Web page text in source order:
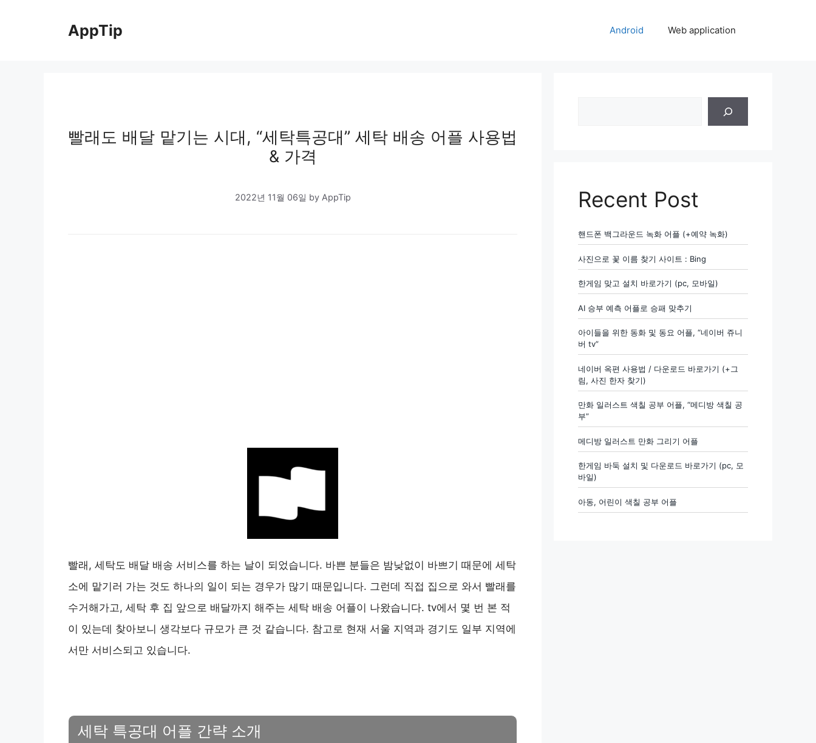
AppTip Android Web application
빨래도 배달 맡기는 시대, “세탁특공대” 세탁 배송 어플 사용법
& 가격
2022년 11월 06일 by AppTip
빨래, 세탁도 배달 배송 서비스를 하는 날이 되었습니다. 바쁜 분들은 밤낮없이 바쁘기 때문에 세탁
소에 맡기러 가는 것도 하나의 일이 되는 경우가 많기 때문입니다. 그런데 직접 집으로 와서 빨래를
수거해가고, 세탁 후 집 앞으로 배달까지 해주는 세탁 배송 어플이 나왔습니다. tv에서 몇 번 본 적
이 있는데 찾아보니 생각보다 규모가 큰 것 같습니다. 참고로 현재 서울 지역과 경기도 일부 지역에
서만 서비스되고 있습니다.
세탁 특공대 어플 간략 소개
Recent Post
핸드폰 백그라운드 녹화 어플 (+예약 녹화)
사진으로 꽃 이름 찾기 사이트 : Bing
한게임 맞고 설치 바로가기 (pc, 모바일)
AI 승부 예측 어플로 승패 맞추기
아이들을 위한 동화 및 동요 어플, “네이버 쥬니
버 tv”
네이버 옥편 사용법 / 다운로드 바로가기 (+그
림, 사진 한자 찾기)
만화 일러스트 색칠 공부 어플, “메디방 색칠 공
부”
메디방 일러스트 만화 그리기 어플
한게임 바둑 설치 및 다운로드 바로가기 (pc, 모
바일)
아동, 어린이 색칠 공부 어플